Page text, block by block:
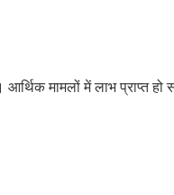
मामलों में लाभ प्राप्त हो